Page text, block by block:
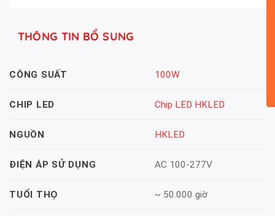
THÔNG TIN BỔ SUNG
CÔNG SUẤT 100W
CHIP LED Chip LED HKLED
NGUỒN HKLED
ĐIỆN ÁP SỬ DỤNG AC 100-277V
TUỔI THỌ ~ 50.000 giờ